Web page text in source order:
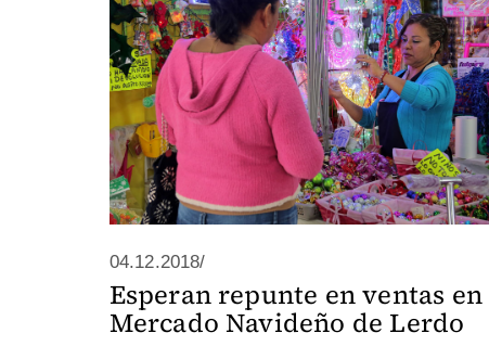
04.12.2018/
Esperan repunte en ventas en
Mercado Navideño de Lerdo